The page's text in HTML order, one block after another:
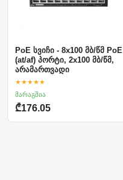
PoE სვიჩი - 8x100 მბ/წმ PoE
(at/af) პორტი, 2x100 მბ/წმ,
არამართვადი
★★★★★
მარაგშია
₾176.05